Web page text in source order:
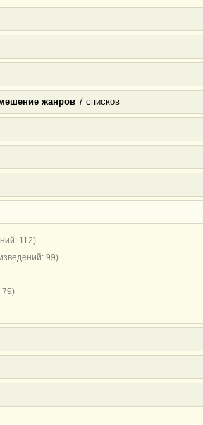
жанров 7 списков
112)
99)
79)